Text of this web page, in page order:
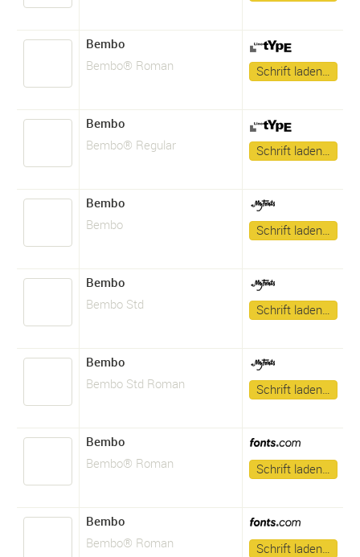
Bembo
Bembo® Roman
Schrift laden…
Bembo
Bembo® Regular
Schrift laden…
Bembo
Bembo
Schrift laden…
Bembo
Bembo Std
Schrift laden…
Bembo
Bembo Std Roman
Schrift laden…
Bembo
Bembo® Roman
Schrift laden…
Bembo
Bembo® Roman
Schrift laden…